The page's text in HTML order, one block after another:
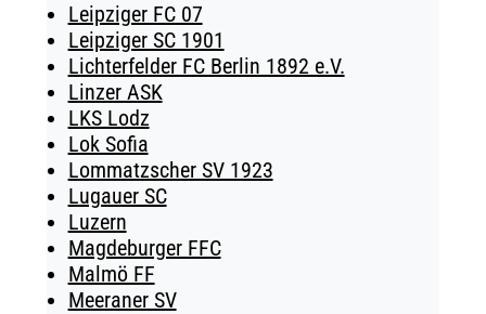
Leipziger FC 07
Leipziger SC 1901
Lichterfelder FC Berlin 1892 e.V.
Linzer ASK
LKS Lodz
Lok Sofia
Lommatzscher SV 1923
Lugauer SC
Luzern
Magdeburger FFC
Malmö FF
Meeraner SV